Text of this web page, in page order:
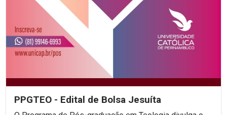
PPGTEO - Edital de Bolsa Jesuíta